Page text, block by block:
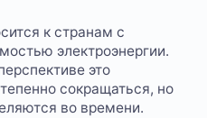
к странам с
электроэнергии.
это
сокращаться, но
во времени.